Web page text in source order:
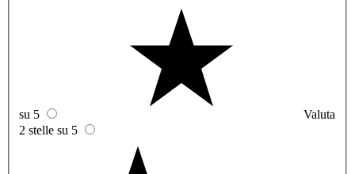
su 5
Valuta
2 stelle su 5